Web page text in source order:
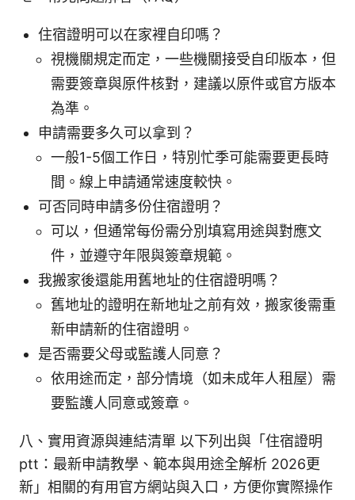
住宿證明可以在家裡自印嗎？
視機關規定而定，一些機關接受自印版本，但
需要簽章與原件核對，建議以原件或官方版本
為準。
申請需要多久可以拿到？
一般1-5個工作日，特別忙季可能需要更長時
間。線上申請通常速度較快。
可否同時申請多份住宿證明？
可以，但通常每份需分別填寫用途與對應文
件，並遵守年限與簽章規範。
我搬家後還能用舊地址的住宿證明嗎？
舊地址的證明在新地址之前有效，搬家後需重
新申請新的住宿證明。
是否需要父母或監護人同意？
依用途而定，部分情境（如未成年人租屋）需
要監護人同意或簽章。
八、實用資源與連結清單 以下列出與「住宿證明
ptt：最新申請教學、範本與用途全解析 2026更
新」相關的有用官方網站與入口，方便你實際操作